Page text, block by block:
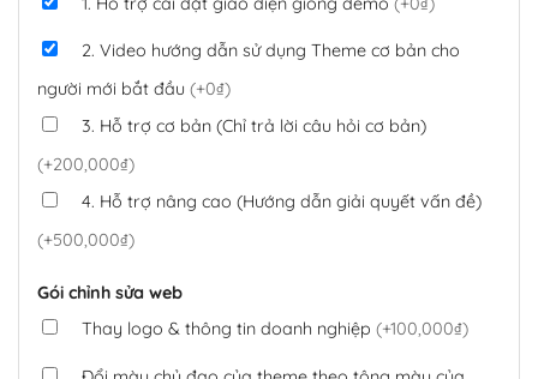
2. Video hướng dẫn sử dụng Theme cơ bản cho
người mới bắt đầu (+0₫)
3. Hỗ trợ cơ bản (Chỉ trả lời câu hỏi cơ bản)
(+200,000₫)
4. Hỗ trợ nâng cao (Hướng dẫn giải quyết vấn đề)
(+500,000₫)
Gói chỉnh sửa web
Thay logo & thông tin doanh nghiệp (+100,000₫)